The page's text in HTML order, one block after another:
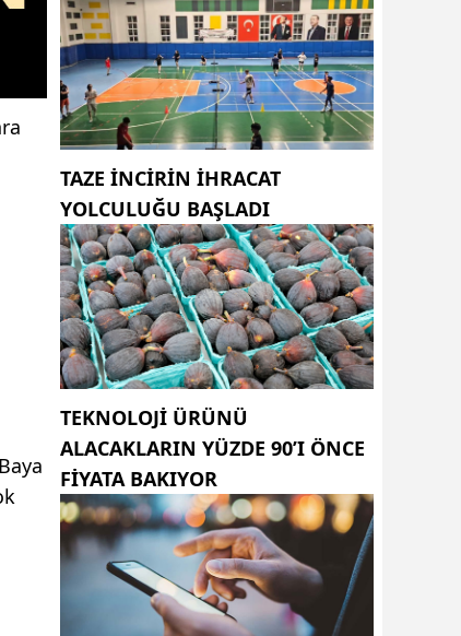
TAZE INCIRIN IHRACAT
YOLCULUĞU BAŞLADI
TEKNOLOJI ÜRÜNÜ
ALACAKLARIN YÜZDE 90’I ÖNCE
FIYATA BAKIYOR